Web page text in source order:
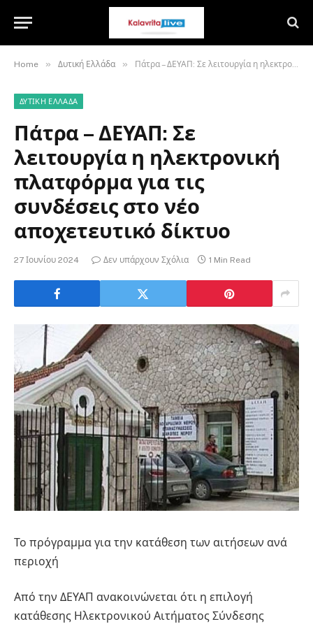
Home » Δυτική Ελλάδα » Πάτρα – ΔΕΥΑΠ: Σε λειτουργία η ηλεκτρονική πλατφόρμα για τις συνδέσεις στο νέο αποχετευτικό δίκτυο
ΔΥΤΙΚΉ ΕΛΛΆΔΑ
Πάτρα – ΔΕΥΑΠ: Σε
λειτουργία η ηλεκτρονική
πλατφόρμα για τις
συνδέσεις στο νέο
αποχετευτικό δίκτυο
27 Ιουνίου 2024 Δεν υπάρχουν Σχόλια 1 Min Read
Το πρόγραμμα για την κατάθεση των αιτήσεων ανά
περιοχή
Από την ΔΕΥΑΠ ανακοινώνεται ότι η επιλογή
κατάθεσης Ηλεκτρονικού Αιτήματος Σύνδεσης